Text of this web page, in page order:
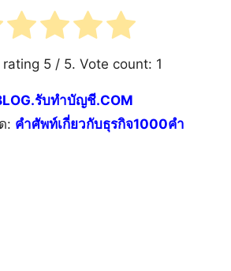
rating 5/ 5. Vote count: 1
รับทำบัญชี.COM
: คําศัพท์เกี่ยวกับธุรกิจ1000คำ